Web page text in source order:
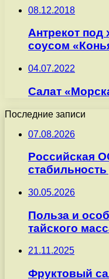
08.12.2018
Антрекот под
соусом
04.07.2022
Салат
Последние записи
07.08.2026
Российская
30.05.2026
Польза и
тайского
21.11.2025
Фруктовый